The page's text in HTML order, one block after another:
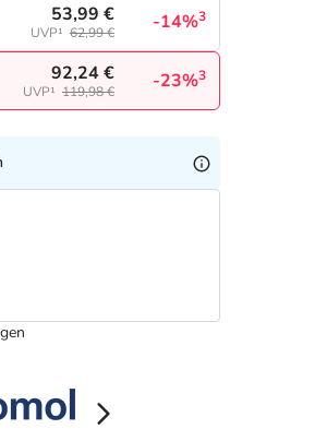
53,99 €
UVP¹ 62,99 € -14%3
92,24 €
UVP¹ 119,98 € -23%3